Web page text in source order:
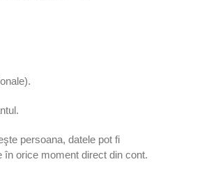
persoana, datele pot fi
în orice moment direct din cont.